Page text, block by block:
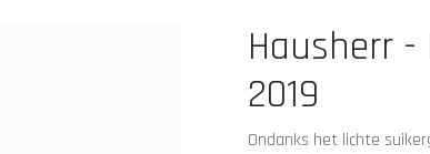
Hausherr
2019
Ondanks het lichte